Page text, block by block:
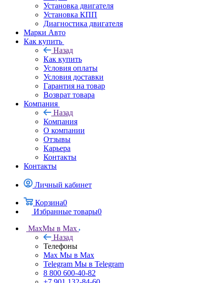
Установка двигателя
Установка КПП
Диагностика двигателя
Марки Авто
Как купить
Назад
Как купить
Условия оплаты
Условия доставки
Гарантия на товар
Возврат товара
Компания
Назад
Компания
О компании
Отзывы
Карьера
Контакты
Контакты
Личный кабинет
Корзина0
Избранные товары0
MaxМы в Max
Назад
Телефоны
Max Мы в Max
Telegram Мы в Telegram
8 800 600-40-82